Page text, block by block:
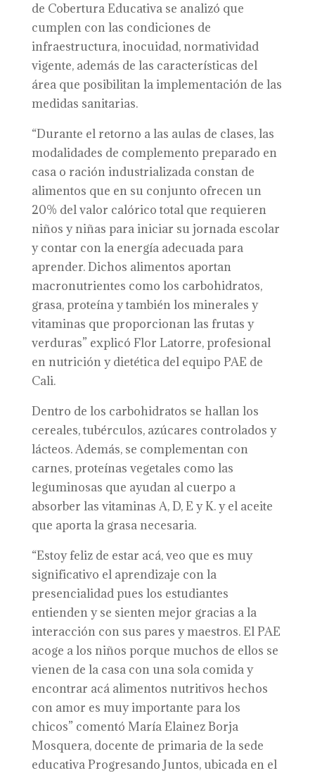
de Cobertura Educativa se analizó que
cumplen con las condiciones de
infraestructura, inocuidad, normatividad
vigente, además de las características del
área que posibilitan la implementación de las
medidas sanitarias.
“Durante el retorno a las aulas de clases, las
modalidades de complemento preparado en
casa o ración industrializada constan de
alimentos que en su conjunto ofrecen un
20% del valor calórico total que requieren
niños y niñas para iniciar su jornada escolar
y contar con la energía adecuada para
aprender. Dichos alimentos aportan
macronutrientes como los carbohidratos,
grasa, proteína y también los minerales y
vitaminas que proporcionan las frutas y
verduras” explicó Flor Latorre, profesional
en nutrición y dietética del equipo PAE de
Cali.
Dentro de los carbohidratos se hallan los
cereales, tubérculos, azúcares controlados y
lácteos. Además, se complementan con
carnes, proteínas vegetales como las
leguminosas que ayudan al cuerpo a
absorber las vitaminas A, D, E y K. y el aceite
que aporta la grasa necesaria.
“Estoy feliz de estar acá, veo que es muy
significativo el aprendizaje con la
presencialidad pues los estudiantes
entienden y se sienten mejor gracias a la
interacción con sus pares y maestros. El PAE
acoge a los niños porque muchos de ellos se
vienen de la casa con una sola comida y
encontrar acá alimentos nutritivos hechos
con amor es muy importante para los
chicos” comentó María Elainez Borja
Mosquera, docente de primaria de la sede
educativa Progresando Juntos, ubicada en el